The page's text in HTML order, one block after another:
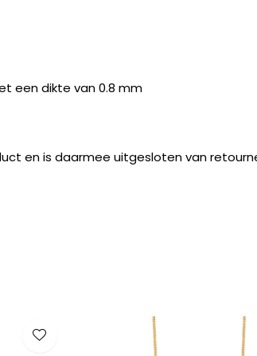
een dikte van 0.8 mm
en is daarmee uitgesloten van